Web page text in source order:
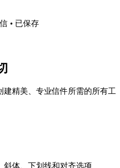
• 已保存
精美、专业信件所需的所有工
斜体、下划线和对齐选项